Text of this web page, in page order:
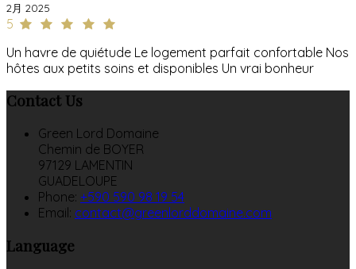
2月 2025
5
Un havre de quiétude Le logement parfait confortable Nos
hôtes aux petits soins et disponibles Un vrai bonheur
Contact Us
Green Lord Domaine
Chemin de BOYER
97129 LAMENTIN
GUADELOUPE
Phone: +590 590 98 19 54
Email: contact@greenlorddomaine.com
Language